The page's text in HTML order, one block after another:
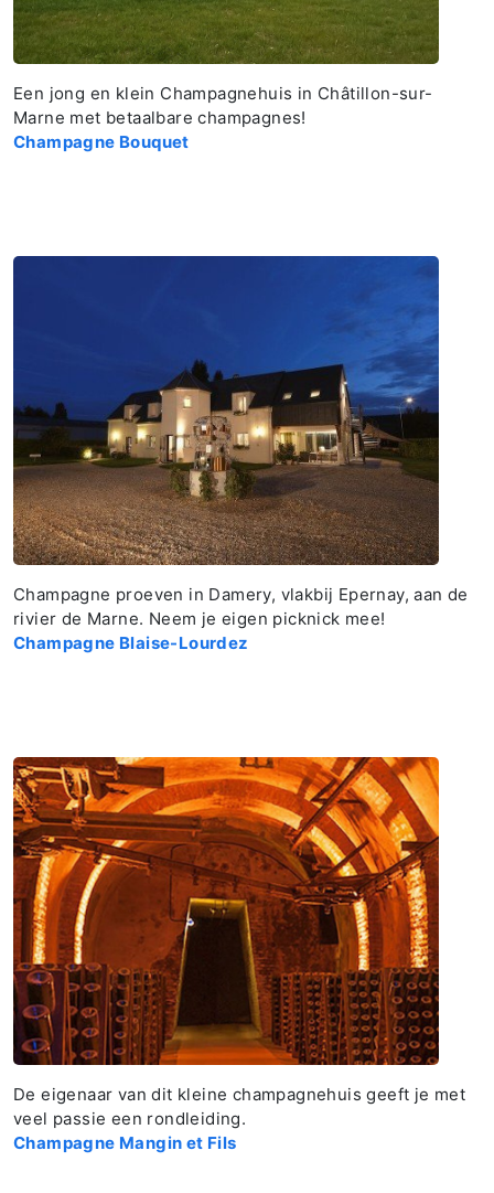
Een jong en klein Champagnehuis in Châtillon-sur-
Marne met betaalbare champagnes!
Champagne Bouquet
Champagne proeven in Damery, vlakbij Epernay, aan de
rivier de Marne. Neem je eigen picknick mee!
Champagne Blaise-Lourdez
De eigenaar van dit kleine champagnehuis geeft je met
veel passie een rondleiding.
Champagne Mangin et Fils